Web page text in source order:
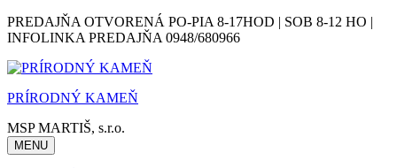
Skip
to
PREDAJŇA OTVORENÁ PO-PIA 8-17HOD | SOB 8-12 HO |
INFOLINKA PREDAJŇA 0948/680966
PRÍRODNÝ KAMEŇ
MSP MARTIŠ, s.r.o.
MENU